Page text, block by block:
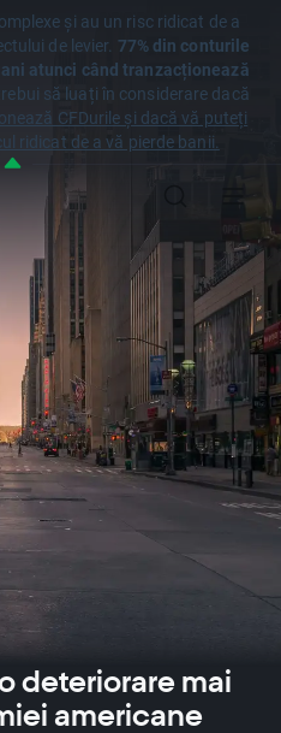
și au un risc ridicat de a
de levier. 77% din conturile
atunci când tranzacționează
să luați în considerare dacă
CFDurile și dacă vă puteți
ridicat de a vă pierde banii.
deteriorare mai
americane